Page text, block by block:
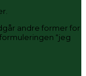
andre former for
“jeg